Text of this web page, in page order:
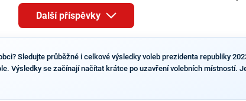
tom, koho by do bitvy o Hrad mohla vyslat
koalice. Někteří političtí komentátoři znovu
jméno premiéra Andreje Babiše (ANO). Jak
bude znovu opakovat souboj z roku 2023?
Další příspěvky
Sledujte průběžné i celkové výsledky voleb prezidenta republiky
Výsledky se začínají načítat krátce po uzavření volebních místností.